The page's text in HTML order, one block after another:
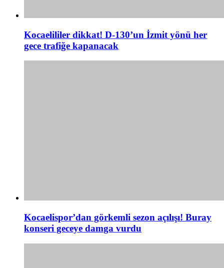
Kocaelililer dikkat! D-130’un İzmit yönü her
gece trafiğe kapanacak
Kocaelispor’dan görkemli sezon açılışı! Buray
konseri geceye damga vurdu